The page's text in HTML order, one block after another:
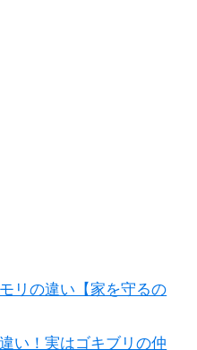
リの違い【家を守るの
い！実はゴキブリの仲